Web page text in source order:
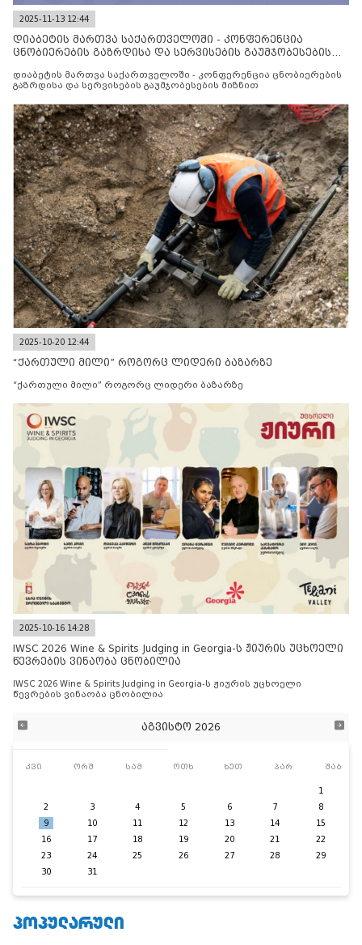
2025-11-13 12:44
დიაბეტის მართვა საქართველოში - კონფერენცია
ცნობიერების გაზრდისა და სერვისების გაუმჯობესების
დიაბეტის მართვა საქართველოში - კონფერენცია ცნობიერების
გაზრდისა და სერვისების გაუმჯობესების მიზნით
2025-10-20 12:44
“ქართული მილი” როგორც ლიდერი ბაზარზე
“ქართული მილი” როგორც ლიდერი ბაზარზე
2025-10-16 14:28
IWSC 2026 Wine & Spirits Judging in Georgia-ს ჟიურის უცხოელი
წევრების ვინაობა ცნობილია
IWSC 2026 Wine & Spirits Judging in Georgia-ს ჟიურის უცხოელი
წევრების ვინაობა ცნობილია
აგვისტო 2026
კვი ორშ სამ ოთხ ხუთ პარ შაბ
1
2
3 4 5 6 7
8
9
10 11 12 13 14
15
16
17 18 19 20 21
22
23
24 25 26 27 28
29
30
31
ᲞᲝᲞᲣᲚᲐᲠᲣᲚᲘ